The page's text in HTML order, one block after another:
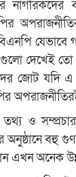
নাগরিকদের
যেভাবে
তো
জোট যদি
ও
অনুষ্ঠানে বহু
এখন অনেক